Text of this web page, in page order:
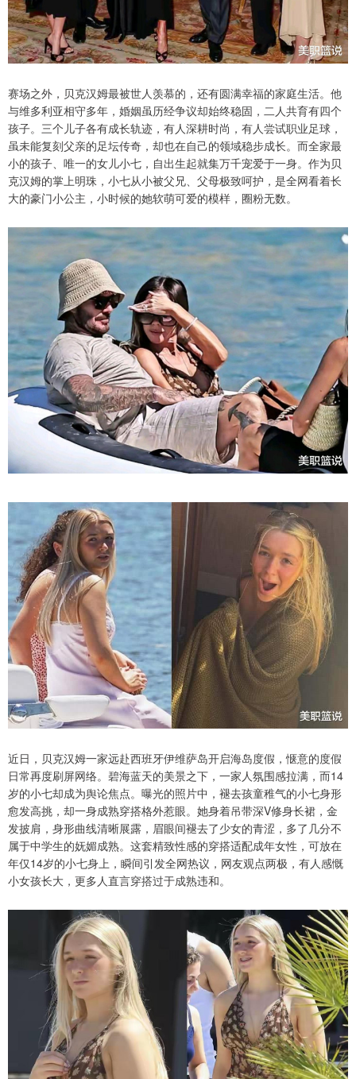
赛场之外，贝克汉姆最被世人羡慕的，还有圆满幸福的家庭生活。他
与维多利亚相守多年，婚姻虽历经争议却始终稳固，二人共育有四个
孩子。三个儿子各有成长轨迹，有人深耕时尚，有人尝试职业足球，
虽未能复刻父亲的足坛传奇，却也在自己的领域稳步成长。而全家最
小的孩子、唯一的女儿小七，自出生起就集万千宠爱于一身。作为贝
克汉姆的掌上明珠，小七从小被父兄、父母极致呵护，是全网看着长
大的豪门小公主，小时候的她软萌可爱的模样，圈粉无数。
近日，贝克汉姆一家远赴西班牙伊维萨岛开启海岛度假，惬意的度假
日常再度刷屏网络。碧海蓝天的美景之下，一家人氛围感拉满，而14
岁的小七却成为舆论焦点。曝光的照片中，褪去孩童稚气的小七身形
愈发高挑，却一身成熟穿搭格外惹眼。她身着吊带深V修身长裙，金
发披肩，身形曲线清晰展露，眉眼间褪去了少女的青涩，多了几分不
属于中学生的妩媚成熟。这套精致性感的穿搭适配成年女性，可放在
年仅14岁的小七身上，瞬间引发全网热议，网友观点两极，有人感慨
小女孩长大，更多人直言穿搭过于成熟违和。